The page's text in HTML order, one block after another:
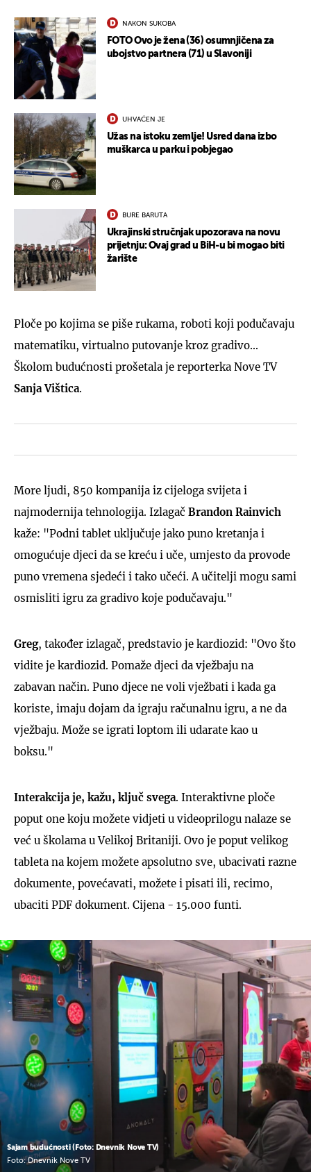
NAKON SUKOBA
FOTO Ovo je žena (36) osumnjičena za
ubojstvo partnera (71) u Slavoniji
UHVAĆEN JE
Užas na istoku zemlje! Usred dana izbo
muškarca u parku i pobjegao
BURE BARUTA
Ukrajinski stručnjak upozorava na novu
prijetnju: Ovaj grad u BiH-u bi mogao biti
žarište
Ploče po kojima se piše rukama, roboti koji podučavaju
matematiku, virtualno putovanje kroz gradivo...
Školom budućnosti prošetala je reporterka Nove TV
Sanja Vištica.
More ljudi, 850 kompanija iz cijeloga svijeta i
najmodernija tehnologija. Izlagač Brandon Rainvich
kaže: "Podni tablet uključuje jako puno kretanja i
omogućuje djeci da se kreću i uče, umjesto da provode
puno vremena sjedeći i tako učeći. A učitelji mogu sami
osmisliti igru za gradivo koje podučavaju."
Greg, također izlagač, predstavio je kardiozid: "Ovo što
vidite je kardiozid. Pomaže djeci da vježbaju na
zabavan način. Puno djece ne voli vježbati i kada ga
koriste, imaju dojam da igraju računalnu igru, a ne da
vježbaju. Može se igrati loptom ili udarate kao u
boksu."
Interakcija je, kažu, ključ svega. Interaktivne ploče
poput one koju možete vidjeti u videoprilogu nalaze se
već u školama u Velikoj Britaniji. Ovo je poput velikog
tableta na kojem možete apsolutno sve, ubacivati razne
dokumente, povećavati, možete i pisati ili, recimo,
ubaciti PDF dokument. Cijena - 15.000 funti.
Sajam budućnosti (Foto: Dnevnik Nove TV)
Foto: Dnevnik Nove TV